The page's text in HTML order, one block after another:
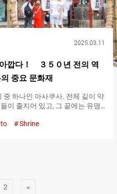
2025.03.11
깝다！ ３５０년 전의 역
중요 문화재
중 하나인 아사쿠사. 전체 길이 약
이 줄지어 있고, 그 끝에는 유명
늘날에도 남아 있는 일본의 중
아사쿠사 신사의 참배 방법입니
대 쇼군 도쿠가와 이에미츠에 의
Shrine
2 »